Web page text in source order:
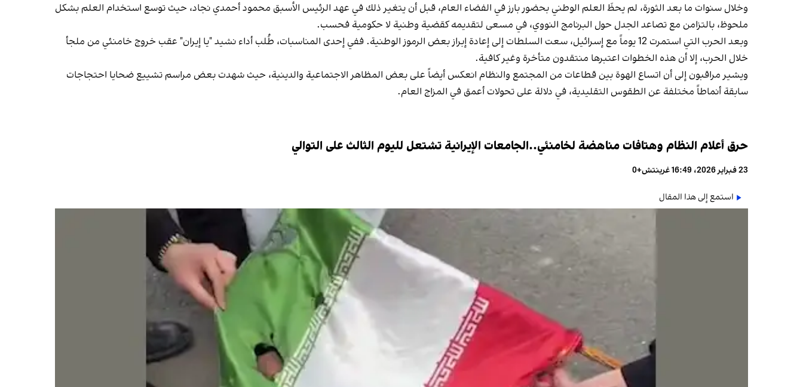
وخلال سنوات ما بعد الثورة، لم يحظَ العلم الوطني بحضور بارز في الفضاء العام، قبل أن يتغير ذلك في عهد الرئيس الأسبق محمود أحمدي‌ نجاد، حيث توسع استخدام العلم بشكل
ملحوظ، بالتزامن مع تصاعد الجدل حول البرنامج النووي، في مسعى لتقديمه كقضية وطنية لا حكومية فحسب.
وبعد الحرب التي استمرت 12 يوماً مع إسرائيل، سعت السلطات إلى إعادة إبراز بعض الرموز الوطنية. ففي إحدى المناسبات، طُلب أداء نشيد "يا إيران" عقب خروج خامنئي من ملجأ
خلال الحرب، إلا أن هذه الخطوات اعتبرها منتقدون متأخرة وغير كافية.
ويشير مراقبون إلى أن اتساع الهوة بين قطاعات من المجتمع والنظام انعكس أيضاً على بعض المظاهر الاجتماعية والدينية، حيث شهدت بعض مراسم تشييع ضحايا احتجاجات
سابقة أنماطاً مختلفة عن الطقوس التقليدية، في دلالة على تحولات أعمق في المزاج العام.
حرق أعلام النظام وهتافات مناهضة لخامنئي..الجامعات الإيرانية تشتعل لليوم الثالث على التوالي
23 فبراير 2026، 16:49 غرينتش+0
استمع إلى هذا المقال